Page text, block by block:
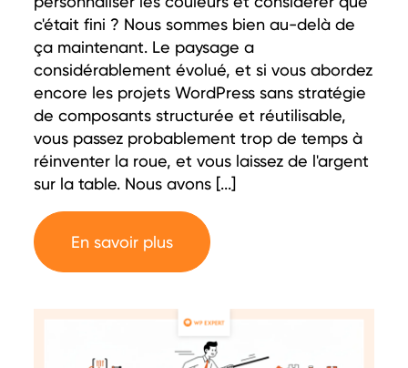
c'était fini ? Nous sommes bien au-delà de
ça maintenant. Le paysage a
considérablement évolué, et si vous abordez
encore les projets WordPress sans stratégie
de composants structurée et réutilisable,
vous passez probablement trop de temps à
réinventer la roue, et vous laissez de l'argent
sur la table. Nous avons [...]
En savoir plus